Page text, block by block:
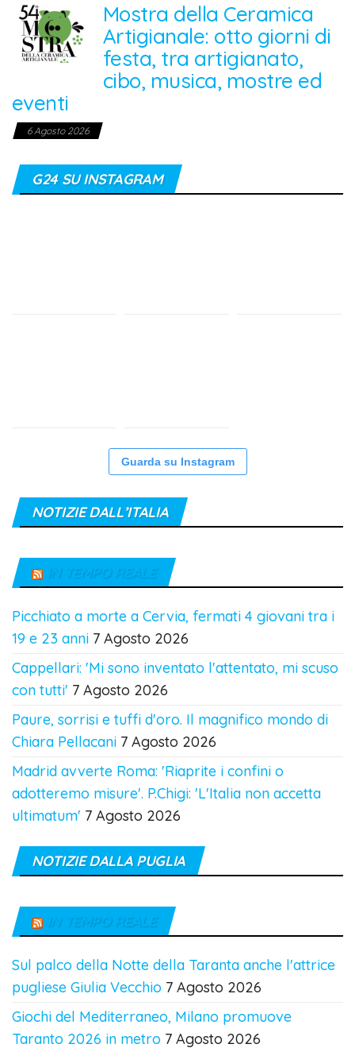
Mostra della Ceramica
Artigianale: otto giorni di
festa, tra artigianato,
cibo, musica, mostre ed
eventi
6 Agosto 2026
G24 SU INSTAGRAM
Guarda su Instagram
NOTIZIE DALL’ITALIA
IN TEMPO REALE
Picchiato a morte a Cervia, fermati 4 giovani tra i
19 e 23 anni 7 Agosto 2026
Cappellari: 'Mi sono inventato l'attentato, mi scuso
con tutti' 7 Agosto 2026
Paure, sorrisi e tuffi d'oro. Il magnifico mondo di
Chiara Pellacani 7 Agosto 2026
Madrid avverte Roma: 'Riaprite i confini o
adotteremo misure'. P.Chigi: 'L'Italia non accetta
ultimatum' 7 Agosto 2026
NOTIZIE DALLA PUGLIA
IN TEMPO REALE
Sul palco della Notte della Taranta anche l'attrice
pugliese Giulia Vecchio 7 Agosto 2026
Giochi del Mediterraneo, Milano promuove
Taranto 2026 in metro 7 Agosto 2026